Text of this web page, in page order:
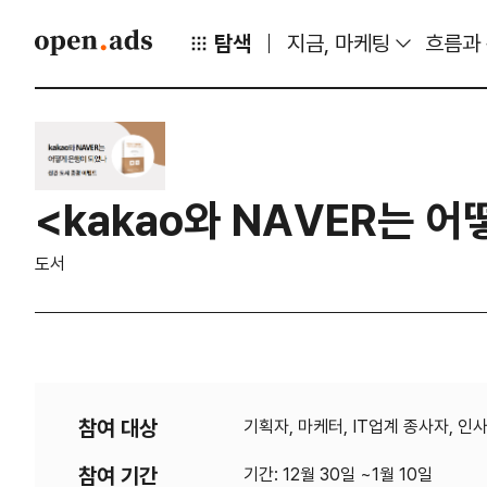
탐색 지금, 마케팅 흐름과
<kakao와 NAVER는 어
도서
참여 대상 기획자, 마케터, IT업계 종사자, 인
참여 기간 기간: 12월 30일 ~1월 10일